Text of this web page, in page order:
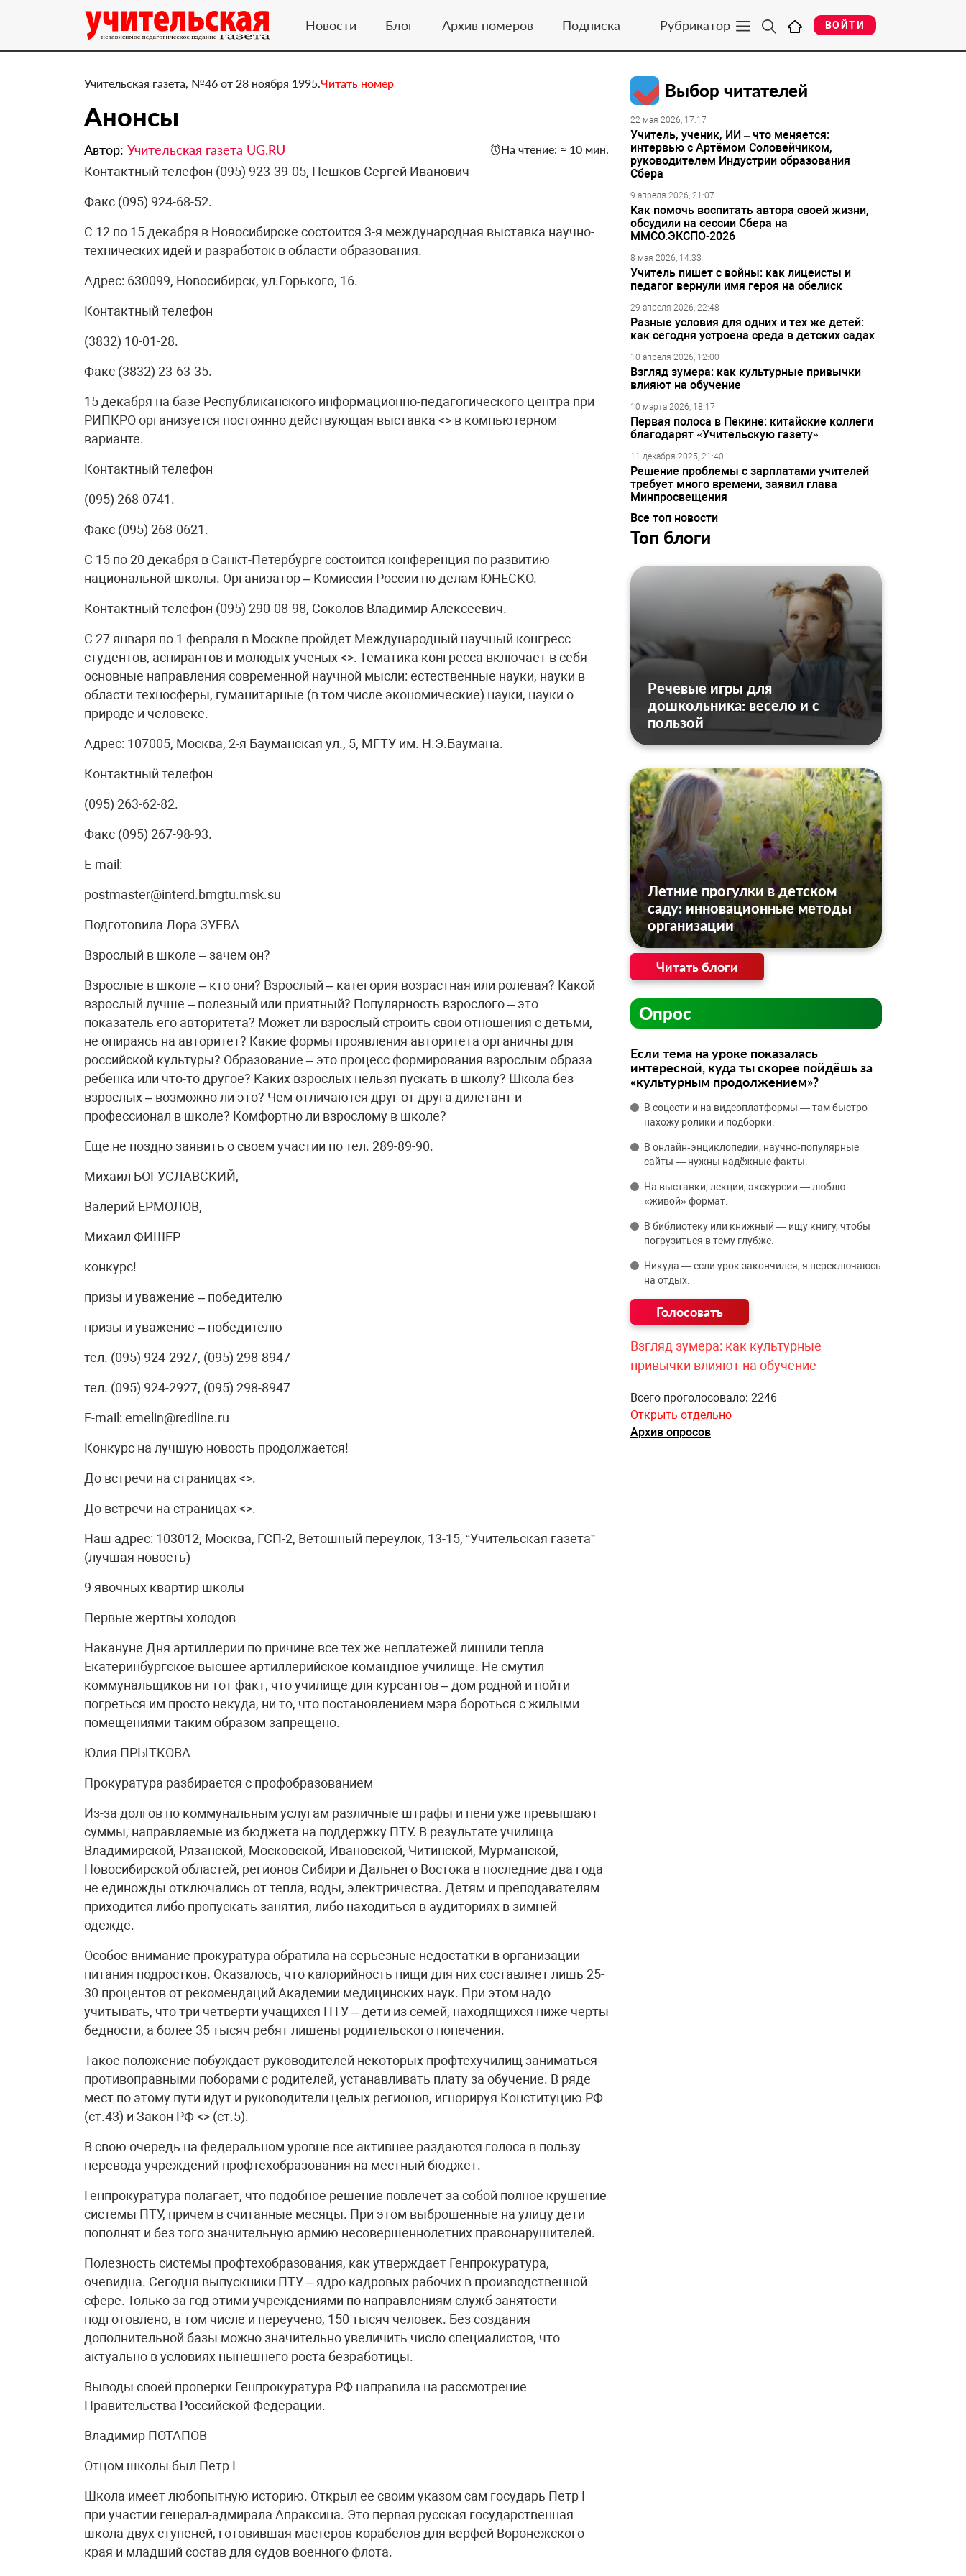
Новости Блог Архив номеров Подписка Рубрикатор ВОЙТИ
Учительская газета, №46 от 28 ноября 1995.Читать номер
Анонсы
Автор: Учительская газета UG.RU На чтение: ≈ 10 мин.
Контактный телефон (095) 923-39-05, Пешков Сергей Иванович
Факс (095) 924-68-52.
C 12 по 15 декабря в Новосибирске состоится 3-я международная выставка научно-
технических идей и разработок в области образования.
Адрес: 630099, Новосибирск, ул.Горького, 16.
Контактный телефон
(3832) 10-01-28.
Факс (3832) 23-63-35.
15 декабря на базе Республиканского информационно-педагогического центра при
РИПКРО организуется постоянно действующая выставка <> в компьютерном
варианте.
Контактный телефон
(095) 268-0741.
Факс (095) 268-0621.
С 15 по 20 декабря в Санкт-Петербурге состоится конференция по развитию
национальной школы. Организатор – Комиссия России по делам ЮНЕСКО.
Контактный телефон (095) 290-08-98, Соколов Владимир Алексеевич.
С 27 января по 1 февраля в Москве пройдет Международный научный конгресс
студентов, аспирантов и молодых ученых <>. Тематика конгресса включает в себя
основные направления современной научной мысли: естественные науки, науки в
области техносферы, гуманитарные (в том числе экономические) науки, науки о
природе и человеке.
Aдрес: 107005, Москва, 2-я Бауманская ул., 5, МГТУ им. Н.Э.Баумана.
Контактный телефон
(095) 263-62-82.
Факс (095) 267-98-93.
E-mail:
postmaster@interd.bmgtu.msk.su
Подготовила Лора ЗУЕВА
Взрослый в школе – зачем он?
Взрослые в школе – кто они? Взрослый – категория возрастная или ролевая? Какой
взрослый лучше – полезный или приятный? Популярность взрослого – это
показатель его авторитета? Может ли взрослый строить свои отношения с детьми,
не опираясь на авторитет? Какие формы проявления авторитета органичны для
российской культуры? Образование – это процесс формирования взрослым образа
ребенка или что-то другое? Каких взрослых нельзя пускать в школу? Школа без
взрослых – возможно ли это? Чем отличаются друг от друга дилетант и
профессионал в школе? Комфортно ли взрослому в школе?
Еще не поздно заявить о своем участии по тел. 289-89-90.
Михаил БОГУСЛАВСКИЙ,
Валерий ЕРМОЛОВ,
Михаил ФИШЕР
конкурс!
призы и уважение – победителю
призы и уважение – победителю
тел. (095) 924-2927, (095) 298-8947
тел. (095) 924-2927, (095) 298-8947
E-mail: emelin@redline.ru
Конкурс на лучшую новость продолжается!
До встречи на страницах <>.
До встречи на страницах <>.
Наш адрес: 103012, Москва, ГСП-2, Ветошный переулок, 13-15, “Учительская газета”
(лучшая новость)
9 явочных квартир школы
Первые жертвы холодов
Накануне Дня артиллерии по причине все тех же неплатежей лишили тепла
Екатеринбургское высшее артиллерийское командное училище. Не смутил
коммунальщиков ни тот факт, что училище для курсантов – дом родной и пойти
погреться им просто некуда, ни то, что постановлением мэра бороться с жилыми
помещениями таким образом запрещено.
Юлия ПРЫТКОВА
Прокуратура разбирается с профобразованием
Из-за долгов по коммунальным услугам различные штрафы и пени уже превышают
суммы, направляемые из бюджета на поддержку ПТУ. В результате училища
Владимирской, Рязанской, Московской, Ивановской, Читинской, Мурманской,
Новосибирской областей, регионов Сибири и Дальнего Востока в последние два года
не единожды отключались от тепла, воды, электричества. Детям и преподавателям
приходится либо пропускать занятия, либо находиться в аудиториях в зимней
одежде.
Особое внимание прокуратура обратила на серьезные недостатки в организации
питания подростков. Оказалось, что калорийность пищи для них составляет лишь 25-
30 процентов от рекомендаций Академии медицинских наук. При этом надо
учитывать, что три четверти учащихся ПТУ – дети из семей, находящихся ниже черты
бедности, а более 35 тысяч ребят лишены родительского попечения.
Такое положение побуждает руководителей некоторых профтехучилищ заниматься
противоправными поборами с родителей, устанавливать плату за обучение. В ряде
мест по этому пути идут и руководители целых регионов, игнорируя Конституцию РФ
(ст.43) и Закон РФ <> (ст.5).
В свою очередь на федеральном уровне все активнее раздаются голоса в пользу
перевода учреждений профтехобразования на местный бюджет.
Генпрокуратура полагает, что подобное решение повлечет за собой полное крушение
системы ПТУ, причем в считанные месяцы. При этом выброшенные на улицу дети
пополнят и без того значительную армию несовершеннолетних правонарушителей.
Полезность системы профтехобразования, как утверждает Генпрокуратура,
очевидна. Сегодня выпускники ПТУ – ядро кадровых рабочих в производственной
сфере. Только за год этими учреждениями по направлениям служб занятости
подготовлено, в том числе и переучено, 150 тысяч человек. Без создания
дополнительной базы можно значительно увеличить число специалистов, что
актуально в условиях нынешнего роста безработицы.
Выводы своей проверки Генпрокуратура РФ направила на рассмотрение
Правительства Российской Федерации.
Владимир ПОТАПОВ
Отцом школы был Петр I
Школа имеет любопытную историю. Открыл ее своим указом сам государь Петр I
при участии генерал-адмирала Апраксина. Это первая русская государственная
школа двух ступеней, готовившая мастеров-корабелов для верфей Воронежского
края и младший состав для судов военного флота.
Выбор читателей
22 мая 2026, 17:17
Учитель, ученик, ИИ – что меняется:
интервью с Артёмом Соловейчиком,
руководителем Индустрии образования
Сбера
9 апреля 2026, 21:07
Как помочь воспитать автора своей жизни,
обсудили на сессии Сбера на
ММСО.ЭКСПО-2026
8 мая 2026, 14:33
Учитель пишет с войны: как лицеисты и
педагог вернули имя героя на обелиск
29 апреля 2026, 22:48
Разные условия для одних и тех же детей:
как сегодня устроена среда в детских садах
10 апреля 2026, 12:00
Взгляд зумера: как культурные привычки
влияют на обучение
10 марта 2026, 18:17
Первая полоса в Пекине: китайские коллеги
благодарят «Учительскую газету»
11 декабря 2025, 21:40
Решение проблемы с зарплатами учителей
требует много времени, заявил глава
Минпросвещения
Все топ новости
Топ блоги
Речевые игры для
дошкольника: весело и с
пользой
Летние прогулки в детском
саду: инновационные методы
организации
Читать блоги
Опрос
Если тема на уроке показалась
интересной, куда ты скорее пойдёшь за
«культурным продолжением»?
В соцсети и на видеоплатформы — там быстро
нахожу ролики и подборки.
В онлайн‑энциклопедии, научно‑популярные
сайты — нужны надёжные факты.
На выставки, лекции, экскурсии — люблю
«живой» формат.
В библиотеку или книжный — ищу книгу, чтобы
погрузиться в тему глубже.
Никуда — если урок закончился, я переключаюсь
на отдых.
Взгляд зумера: как культурные
привычки влияют на обучение
Всего проголосовало: 2246
Открыть отдельно
Архив опросов